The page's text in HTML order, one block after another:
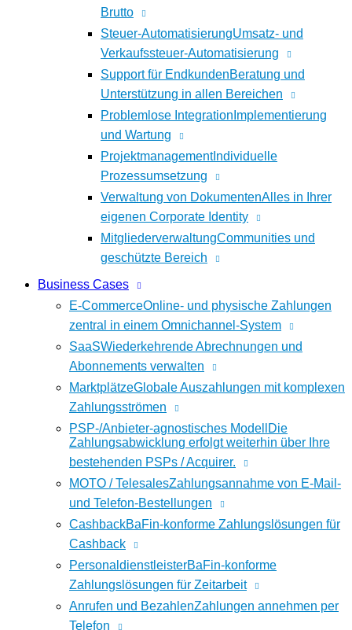
Brutto
Steuer-AutomatisierungUmsatz- und
Verkaufssteuer-Automatisierung
Support für EndkundenBeratung und
Unterstützung in allen Bereichen
Problemlose Integration Implementierung
und Wartung
ProjektmanagementIndividuelle
Prozessumsetzung
Verwaltung von DokumentenAlles in Ihrer
eigenen Corporate Identity
MitgliederverwaltungCommunities und
geschützte Bereich
Business Cases
E-CommerceOnline- und physische Zahlungen
zentral in einem Omnichannel-System
SaaSWiederkehrende Abrechnungen und
Abonnements verwalten
MarktplätzeGlobale Auszahlungen mit komplexen
Zahlungsströmen
PSP-/Anbieter‑agnostisches Modell Die
Zahlungsabwicklung erfolgt weiterhin über Ihre
bestehenden PSPs / Acquirer.
MOTO / TelesalesZahlungsannahme von E-Mail-
und Telefon-Bestellungen
CashbackBaFin-konforme Zahlungslösungen für
Cashback
PersonaldienstleisterBaFin-konforme
Zahlungslösungen für Zeitarbeit
Anrufen und BezahlenZahlungen annehmen per
Telefon